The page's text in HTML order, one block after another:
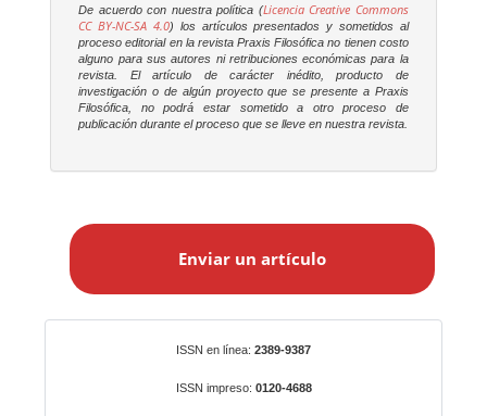
De acuerdo con nuestra política (Licencia Creative Commons
CC BY-NC-SA 4.0) los artículos presentados y sometidos al
proceso editorial en la revistaPraxis Filosófica no tienen costo
alguno para sus autores ni retribuciones económicas para la
revista. El artículo de carácter inédito, producto de
investigación o de algún proyecto que se presente a Praxis
Filosófica , no podrá estar sometido a otro proceso de
publicación durante el proceso que se lleve en nuestra revista.
a
Enviar un artículo
ISSN en línea: 2389-9387
ISSN impreso: 0120-4688